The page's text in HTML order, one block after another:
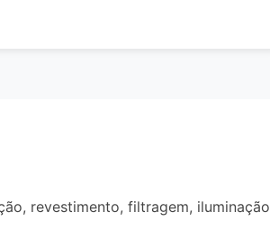
revestimento, filtragem, iluminação